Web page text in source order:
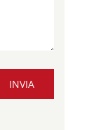
INVIA